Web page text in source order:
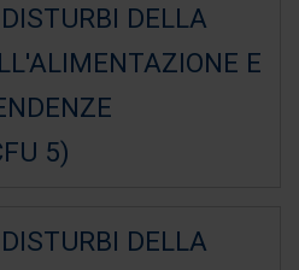
DELLA
E
5)
DELLA